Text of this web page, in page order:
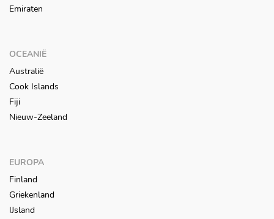
Emiraten
OCEANIË
Australië
Cook Islands
Fiji
Nieuw-Zeeland
EUROPA
Finland
Griekenland
IJsland